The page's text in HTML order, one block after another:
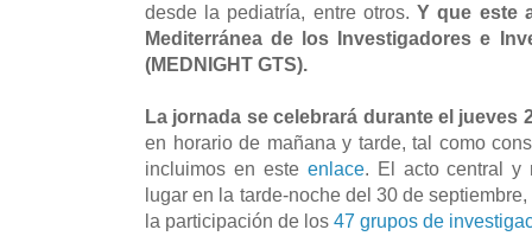
desde la pediatría, entre otros.Y que este
Mediterránea de los Investigadores e
(MEDNIGHT GTS).
La jornada se celebrará durante el jueves
en horario de mañana y tarde, tal como
incluimos en este enlace. El acto central y
lugar en la tarde-noche del 30 de
la participación de los 47 grupos de